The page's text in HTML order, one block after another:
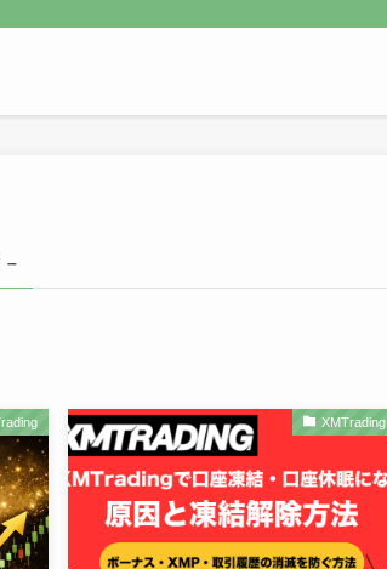
–
XMTrading